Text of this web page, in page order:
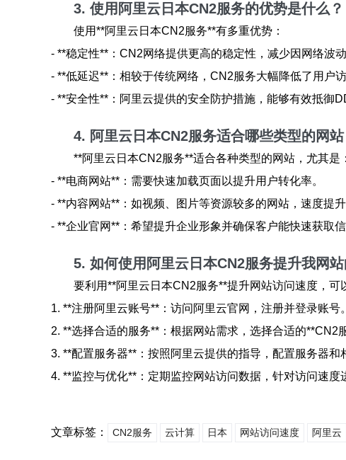
3. 使用阿里云日本CN2服务的优势是什么？
使用**阿里云日本CN2服务**有多重优势：
- **稳定性**：CN2网络提供更高的稳定性，减少因网络波
- **低延迟**：相较于传统网络，CN2服务大幅降低了用户访
- **安全性**：阿里云提供的安全防护措施，能够有效抵御
4. 阿里云日本CN2服务适合哪些类型的网站
**阿里云日本CN2服务**适合各种类型的网站，尤其是：
- **电商网站**：需要快速加载页面以提升用户转化率。
- **内容网站**：如视频、图片等资源较多的网站，速度提
- **企业官网**：希望提升企业形象并确保客户能快速获取信
5. 如何使用阿里云日本CN2服务提升我网
要利用**阿里云日本CN2服务**提升网站访问速度，可
1. **注册阿里云账号**：访问阿里云官网，注册并登录账号。
2. **选择合适的服务**：根据网站需求，选择合适的**CN2
3. **配置服务器**：按照阿里云提供的指导，配置服务器和
4. **监控与优化**：定期监控网站访问数据，针对访问速度
文章标签： CN2服务 云计算 日本 网站访问速度 阿里云